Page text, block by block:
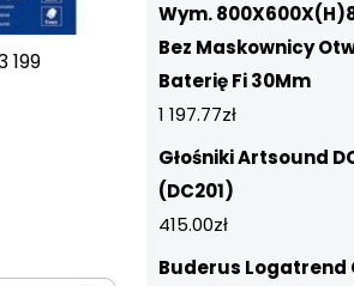
199
Wym.
Bez Maskownicy
Baterię Fi 30Mm
1 197.77zł
Głośniki Artsound
(DC201)
415.00zł
Buderus Logatrend